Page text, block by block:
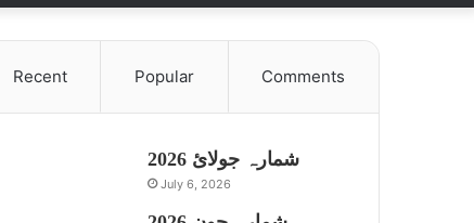
Recent Popular Comments
شمارہ جولائ 2026
July 6, 2026